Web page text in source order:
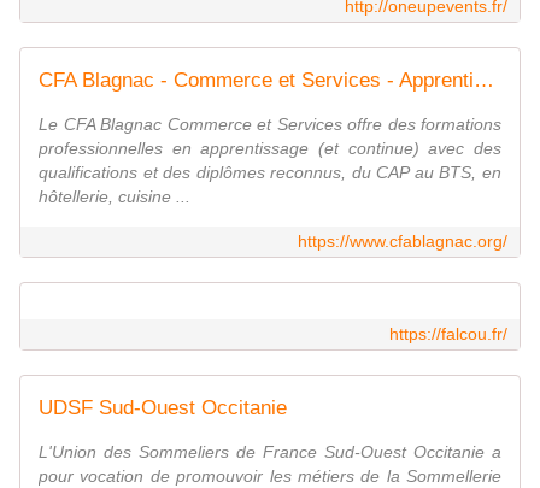
http://oneupevents.fr/
CFA Blagnac - Commerce et Services - Apprentissage Hôtellerie, Cuisine, Restauration, Vente, Commerce, Gestion, Management, Comptabilité, Informatique, Fleuriste, Primeur - Toulouse
Le CFA Blagnac Commerce et Services offre des formations
professionnelles en apprentissage (et continue) avec des
qualifications et des diplômes reconnus, du CAP au BTS, en
hôtellerie, cuisine ...
https://www.cfablagnac.org/
https://falcou.fr/
UDSF Sud-Ouest Occitanie
L'Union des Sommeliers de France Sud-Ouest Occitanie a
pour vocation de promouvoir les métiers de la Sommellerie